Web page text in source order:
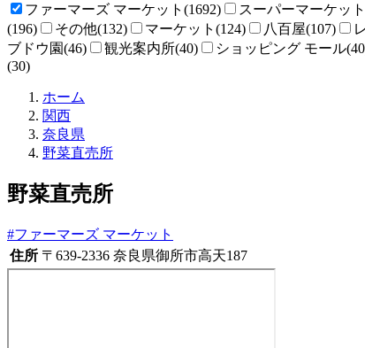
ファーマーズ マーケット(1692) スーパーマーケッ
(196)
その他(132) マーケット(124) 八百屋(107)
ブドウ園(46)
観光案内所(40) ショッピング モール
(30)
ホーム
ね
と
関西
奈良県
野菜直売所
野菜直売所
#ファーマーズ マーケット
住所 〒639-2336 奈良県御所市高天187